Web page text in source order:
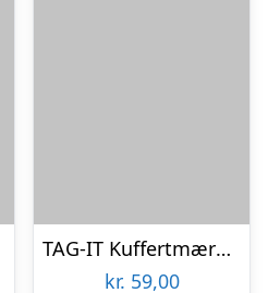
TAG-IT Kuffertmærke – Sort
kr. 59,00